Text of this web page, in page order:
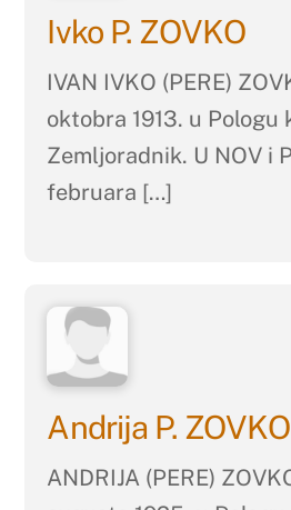
Ivko P. ZOVKO
IVAN IVKO (PERE)
oktobra 1913. u Pologu
Zemljoradnik. U NOV i
februara […]
Andrija P. ZOVKO
ANDRIJA (PERE)